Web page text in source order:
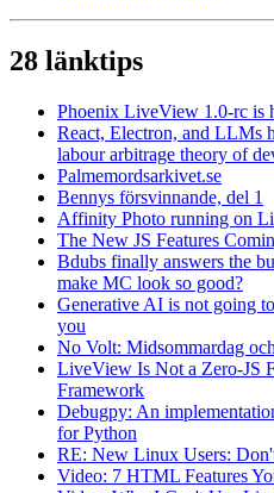
28 länktips
Phoenix LiveView 1.0-rc is
React, Electron, and LLMs
labour arbitrage theory of
Palmemordsarkivet.se
Bennys försvinnande, del 1
Affinity Photo running on
The New JS Features
Bdubs finally answers the
make MC look so good?
Generative AI is not going
you
No Volt: Midsommardag
LiveView Is Not a Zero-JS
Framework
Debugpy: An
for Python
RE: New Linux Users:
Video: 7 HTML Features